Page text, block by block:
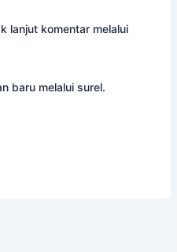
lanjut komentar melalui
baru melalui surel.